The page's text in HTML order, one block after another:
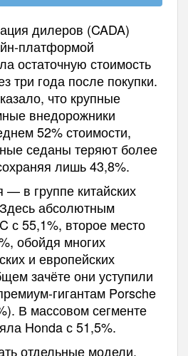
дилеров (CADA)
платформой
остаточную стоимость
три года после покупки.
что крупные
внедорожники
52% стоимости,
седаны теряют более
лишь 43,8%.
— в группе китайских
абсолютным
с 55,1%, второе место
обойдя многих
и европейских
зачёте они уступили
гигантам Porsche
В массовом сегменте
Honda с 51,5%.
отдельные модели,